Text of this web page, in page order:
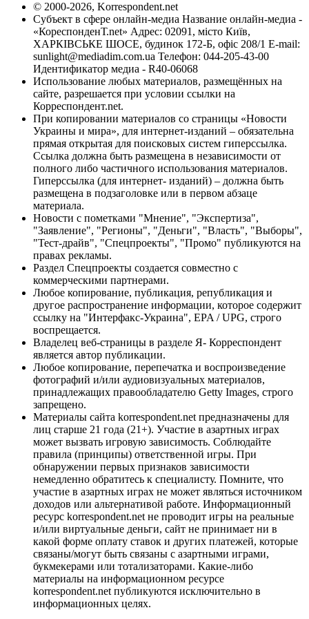
© 2000-2026, Korrespondent.net
Субъект в сфере онлайн-медиа Название онлайн-медиа -
«КореспонденТ.net» Адрес: 02091, місто Київ,
ХАРКІВСЬКЕ ШОСЕ, будинок 172-Б, офіс 208/1 E-mail:
sunlight@mediadim.com.ua Телефон: 044-205-43-00
Идентификатор медиа - R40-06068
Использование любых материалов, размещённых на
сайте, разрешается при условии ссылки на
Корреспондент.net.
При копировании материалов со страницы «Новости
Украины и мира», для интернет-изданий – обязательна
прямая открытая для поисковых систем гиперссылка.
Ссылка должна быть размещена в независимости от
полного либо частичного использования материалов.
Гиперссылка (для интернет- изданий) – должна быть
размещена в подзаголовке или в первом абзаце
материала.
Новости с пометками "Мнение", "Экспертиза",
"Заявление", "Регионы", "Деньги", "Власть", "Выборы",
"Тест-драйв", "Спецпроекты", "Промо" публикуются на
правах рекламы.
Раздел Спецпроекты создается совместно с
коммерческими партнерами.
Любое копирование, публикация, републикация и
другое распространение информации, которое содержит
ссылку на "Интерфакс-Украина", EPA / UPG, строго
воспрещается.
Владелец веб-страницы в разделе Я- Корреспондент
является автор публикации.
Любое копирование, перепечатка и воспроизведение
фотографий и/или аудиовизуальных материалов,
принадлежащих правообладателю Getty Images, строго
запрещено.
Материалы сайта korrespondent.net предназначены для
лиц старше 21 года (21+). Участие в азартных играх
может вызвать игровую зависимость. Соблюдайте
правила (принципы) ответственной игры. При
обнаружении первых признаков зависимости
немедленно обратитесь к специалисту. Помните, что
участие в азартных играх не может являться источником
доходов или альтернативой работе. Информационный
ресурс korrespondent.net не проводит игры на реальные
и/или виртуальные деньги, сайт не принимает ни в
какой форме оплату ставок и других платежей, которые
связаны/могут быть связаны с азартными играми,
букмекерами или тотализаторами. Какие-либо
материалы на информационном ресурсе
korrespondent.net публикуются исключительно в
информационных целях.